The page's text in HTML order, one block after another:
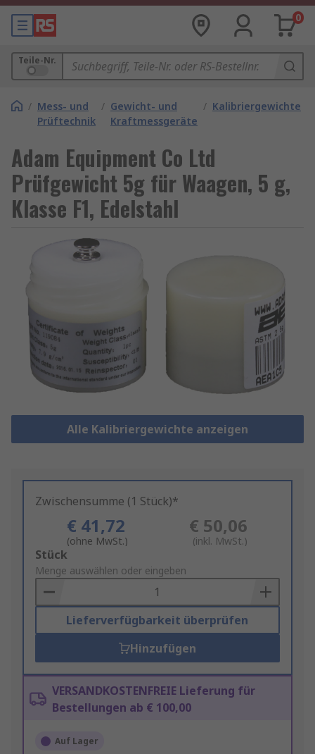
0
Teile-Nr.
/ Mess- und
Prüftechnik
/ Gewicht- und
Kraftmessgeräte
/ Kalibriergewichte
Adam Equipment Co Ltd
Prüfgewicht 5g für Waagen, 5 g,
Klasse F1, Edelstahl
Alle Kalibriergewichte anzeigen
Zwischensumme (1 Stück)*
€ 41,72
(ohne MwSt.)
€ 50,06
(inkl. MwSt.)
Add
to
Basket
Stück
Menge auswählen oder eingeben
Lieferverfügbarkeit überprüfen
Hinzufügen
VERSANDKOSTENFREIE Lieferung für
Bestellungen ab € 100,00
Auf Lager